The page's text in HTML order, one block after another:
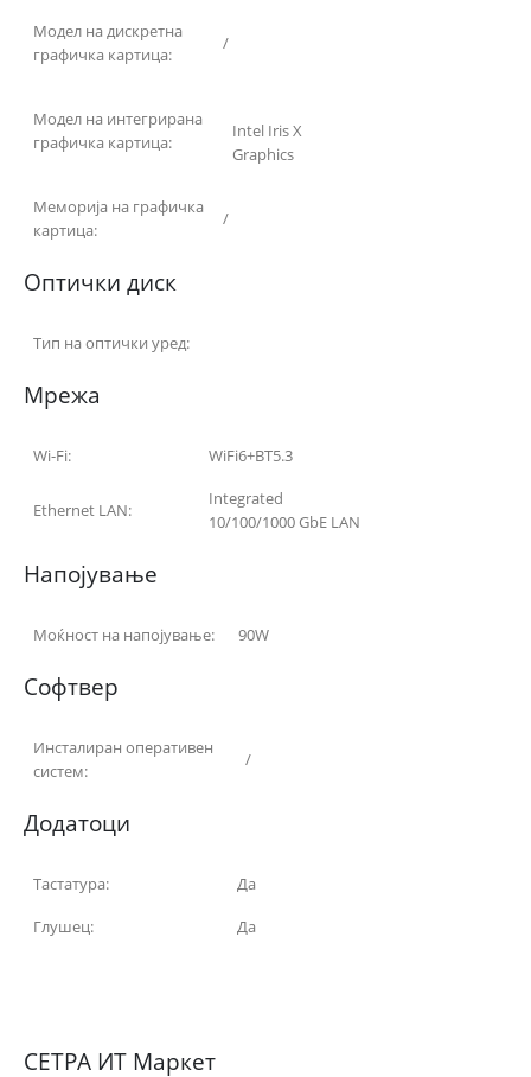
Модел на дискретна
графичка картица:
/
Модел на интегрирана
графичка картица:
Intel Iris X
Graphics
Меморија на графичка
картица:
/
Оптички диск
Тип на оптички уред:
Мрежа
Wi-Fi: WiFi6+BT5.3
Ethernet LAN:
Integrated
10/100/1000 GbE LAN
Напојување
Mоќност на напојување: 90W
Софтвер
Инсталиран оперативен
систем:
/
Додатоци
Тастатура:
Да
Глушец:
Да
СЕТРА ИТ Маркет